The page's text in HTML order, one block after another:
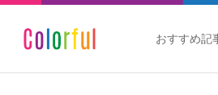
おすすめ記